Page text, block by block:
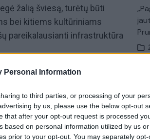
Personal Information
to third parties, or processing of your
by us, please use the below opt-out
that after your opt-out request is processed
based on personal information utilized by us
prior to your opt-out. You may separately
žalią šviesą, turėtų būti
bei kitiems kultūriniams
pareikalausianti infrastruktūra
maksimaliai, iš to uždirbti
yra trumpas ir daugiau nei
sąlygų renginiai nevyksta“, –
Lietuvoje ir užsienyje